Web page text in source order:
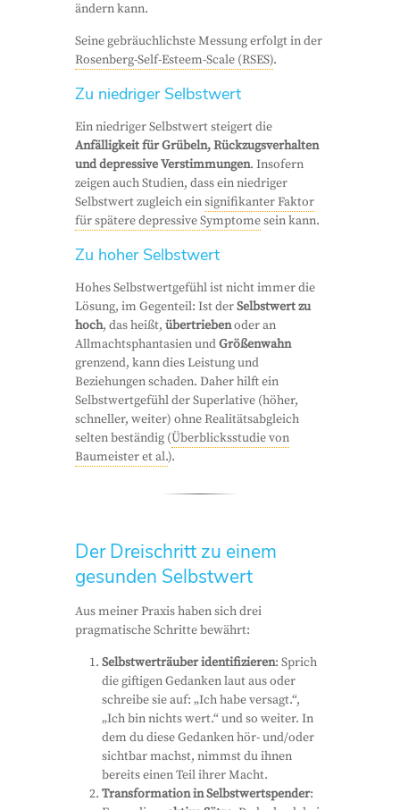
ändern kann.
Seine gebräuchlichste Messung erfolgt in der
Rosenberg-Self-Esteem-Scale (RSES).
Zu niedriger Selbstwert
Ein niedriger Selbstwert steigert die
Anfälligkeit für Grübeln, Rückzugsverhalten
und depressive Verstimmungen. Insofern
zeigen auch Studien, dass ein niedriger
Selbstwert zugleich einsignifikanter Faktor
für spätere depressive Symptomesein kann.
Zu hoher Selbstwert
Hohes Selbstwertgefühl ist nicht immer die
Lösung, im Gegenteil: Ist derSelbstwert zu
hoch, das heißt, übertriebenoder an
Allmachtsphantasien undGrößenwahn
grenzend, kann dies Leistung und
Beziehungen schaden. Daher hilft ein
Selbstwertgefühl der Superlative (höher,
schneller, weiter) ohne Realitätsabgleich
selten beständig (Überblicksstudie von
Baumeister et al.).
Der Dreischritt zu einem
gesunden Selbstwert
Aus meiner Praxis haben sich drei
pragmatische Schritte bewährt:
Selbstwerträuber identifizieren: Sprich
die giftigen Gedanken laut aus oder
schreibe sie auf: „Ich habe versagt.“,
„Ich bin nichts wert.“ und so weiter. In
dem du diese Gedanken hör- und/oder
sichtbar machst, nimmst du ihnen
bereits einen Teil ihrer Macht.
Transformation in Selbstwertspender: